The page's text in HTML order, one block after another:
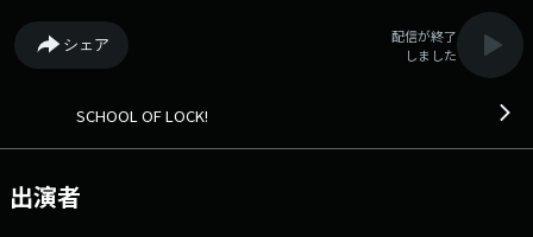
る ◇FAX：03-3221-1800 ▽22:15〜 【 乃木坂LOCKS! 】 乃木坂
46の井上和先生が担当する 『乃木坂LOCKS!』が開講!! 授業のスケジ
ュールは“毎月1週目の月曜〜木曜22時20分頃” そしてもちろん毎週木
木坂LOCKS!』もあります!! 2024年からは毎月が乃木坂LOCKS!二本立て
いきます。 クエスチョンの回答締め切りは生放送教室が始まる22時ま
で！ この2択なら、どっちを選ぶ？ こんなシチュエーションなら、
シェア
配信が終了
しました
SCHOOL OF LOCK!
出演者